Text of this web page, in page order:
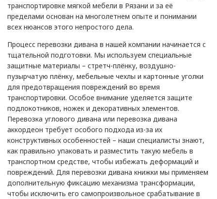
транспортировке мягкой мебели в Рязани и за её
пределами основан на многолетнем опыте и понимании
всех нюансов этого непростого дела.
Процесс перевозки дивана в нашей компании начинается с
тщательной подготовки. Мы используем специальные
защитные материалы – стретч-плёнку, воздушно-
пузырчатую плёнку, мебельные чехлы и картонные уголки
для предотвращения повреждений во время
транспортировки. Особое внимание уделяется защите
подлокотников, ножек и декоративных элементов.
Перевозка углового дивана или перевозка дивана
аккордеон требует особого подхода из-за их
конструктивных особенностей – наши специалисты знают,
как правильно упаковать и разместить такую мебель в
транспортном средстве, чтобы избежать деформаций и
повреждений. Для перевозки дивана книжки мы применяем
дополнительную фиксацию механизма трансформации,
чтобы исключить его самопроизвольное срабатывание в